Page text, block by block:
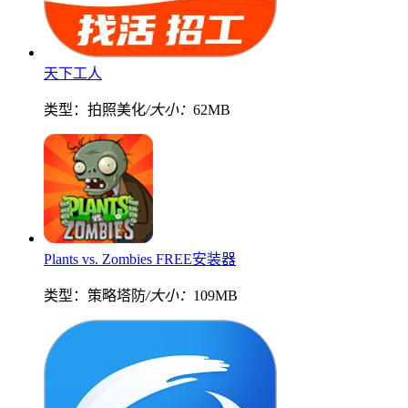
天下工人
类型：拍照美化/大小： 62MB
Plants vs. Zombies FREE安装器
类型：策略塔防/大小： 109MB